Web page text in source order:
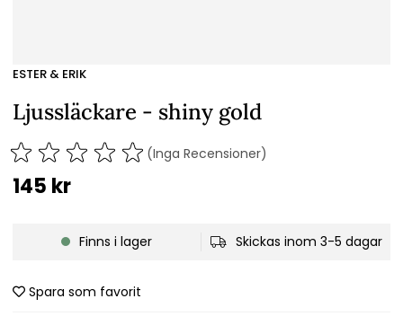
ESTER & ERIK
Ljussläckare - shiny gold
(Inga Recensioner)
145 kr
Finns i lager Skickas inom 3-5 dagar
Spara som favorit